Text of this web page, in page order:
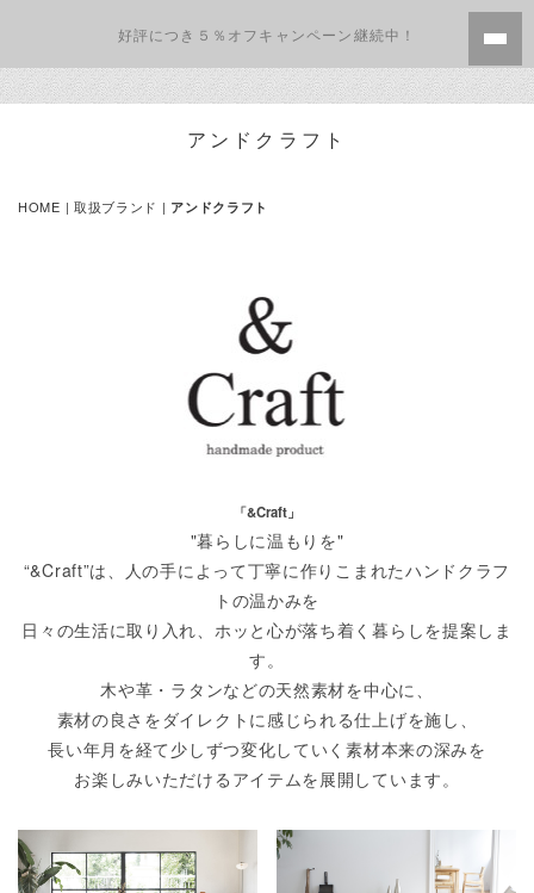
好評につき５％オフキャンペーン継続中！
アンドクラフト
HOME | 取扱ブランド | アンドクラフト
「&Craft」
"暮らしに温もりを"
“&Craft”は、人の手によって丁寧に作りこまれたハンドクラフ
トの温かみを
日々の生活に取り入れ、ホッと心が落ち着く暮らしを提案しま
す。
木や革・ラタンなどの天然素材を中心に、
素材の良さをダイレクトに感じられる仕上げを施し、
長い年月を経て少しずつ変化していく素材本来の深みを
お楽しみいただけるアイテムを展開しています。